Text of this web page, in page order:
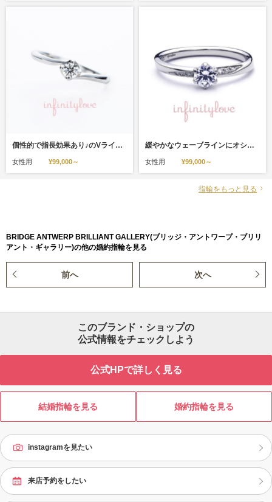
個性的で指長効果あり♪のVラインリングear 穂
女性用 ¥99,000～
緩やかなウェーブラインにオシャレでかわいいダイヤモンドライン♪natural 自然体 ナチュラル
女性用 ¥99,000～
指輪をもっと見る
BRIDGE ANTWERP BRILLIANT GALLERY(ブリッジ・アントワープ・ブリリ
アント・ギャラリー)の他の婚約指輪を見る
前へ 次へ
このブランド・ショップの
公式情報をチェックしよう
公式HPで詳しく見る
結婚指輪を見る 婚約指輪を見る
instagramを見たい
来店予約をしたい